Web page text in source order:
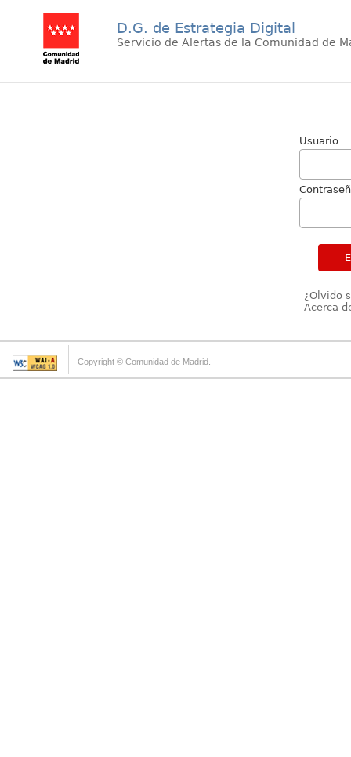
D.G. de Estrategia Digital
Servicio de Alertas de la Comunidad de
Usuario
¿Olvido
Acerca
Copyright © Comunidad de Madrid.